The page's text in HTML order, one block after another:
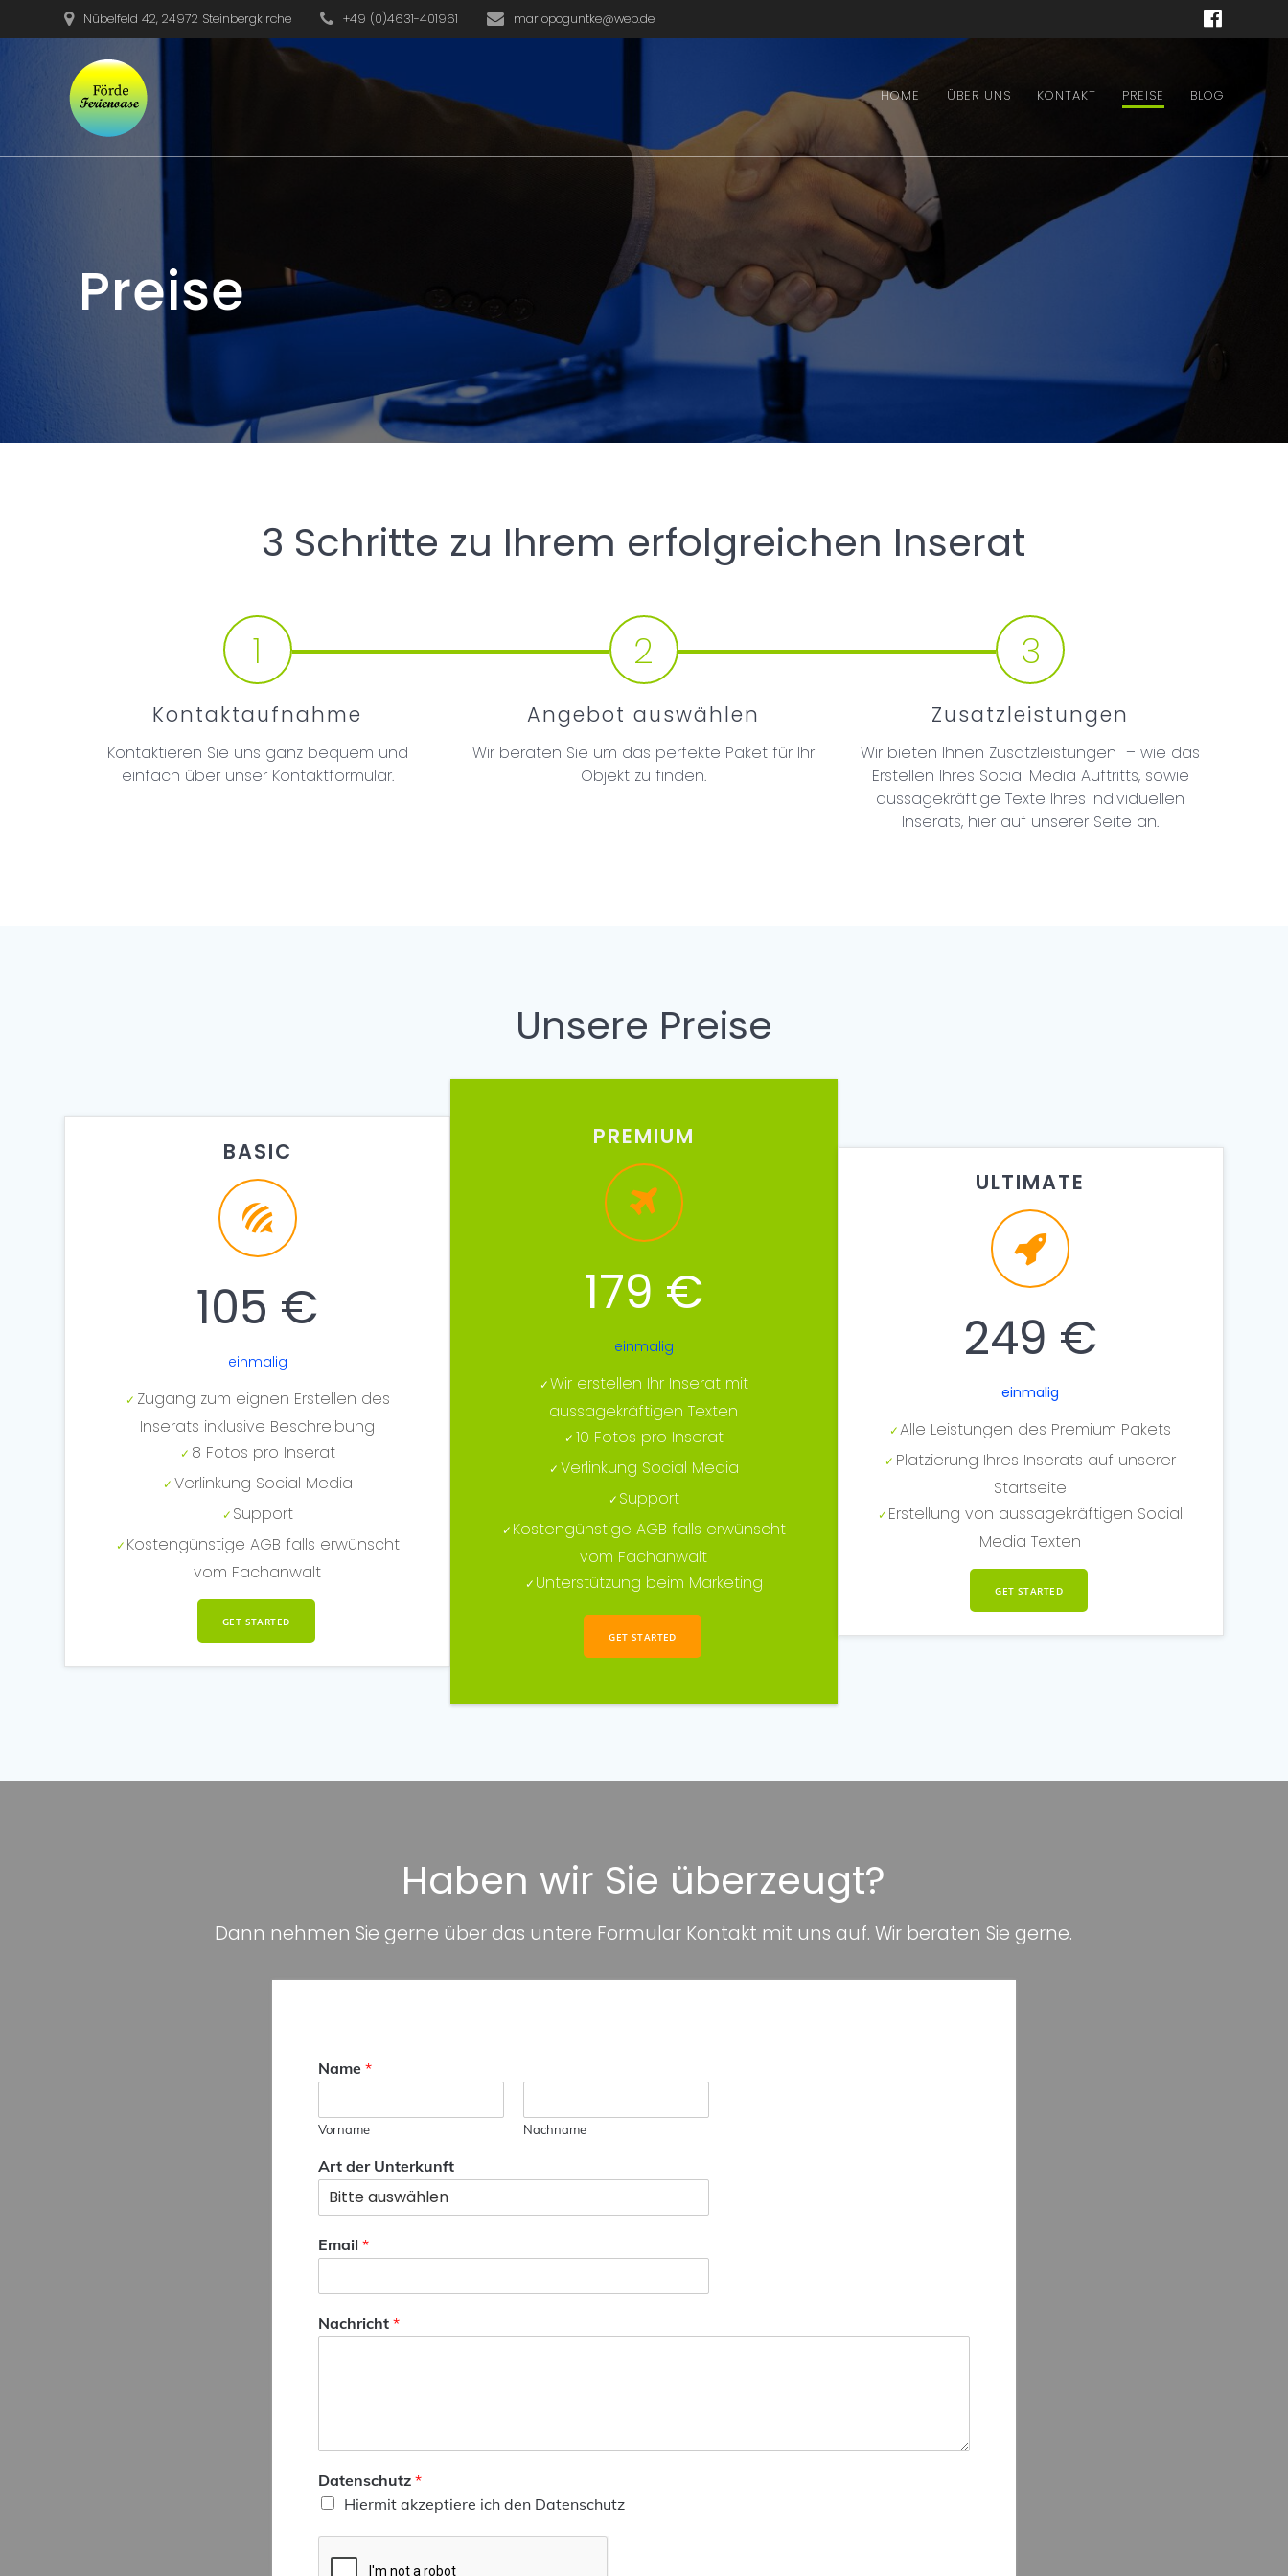
to
Nübelfeld 42, 24972 Steinbergkirche +49 (0)4631-401961 mariopoguntke@web.de
HOME ÜBER UNS KONTAKT PREISE BLOG
Preise
3 Schritte zu Ihrem erfolgreichen Inserat
1
Kontaktaufnahme
Kontaktieren Sie uns ganz bequem und
einfach über unser Kontaktformular.
2
Angebot auswählen
Wir beraten Sie um das perfekte Paket für Ihr
Objekt zu finden.
3
Zusatzleistungen
Wir bieten Ihnen Zusatzleistungen – wie das
Erstellen Ihres Social Media Auftritts, sowie
aussagekräftige Texte Ihres individuellen
Inserats, hier auf unserer Seite an.
Unsere Preise
BASIC
105 €
einmalig
Zugang zum eignen Erstellen des
Inserats inklusive Beschreibung
8 Fotos pro Inserat
Verlinkung Social Media
Support
Kostengünstige AGB falls erwünscht
vom Fachanwalt
GET STARTED
PREMIUM
179 €
einmalig
Wir erstellen Ihr Inserat mit
aussagekräftigen Texten
10 Fotos pro Inserat
Verlinkung Social Media
Support
Kostengünstige AGB falls erwünscht
vom Fachanwalt
Unterstützung beim Marketing
GET STARTED
ULTIMATE
249 €
einmalig
Alle Leistungen des Premium Pakets
Platzierung Ihres Inserats auf unserer
Startseite
Erstellung von aussagekräftigen Social
Media Texten
GET STARTED
Haben wir Sie überzeugt?
Dann nehmen Sie gerne über das untere Formular Kontakt mit uns auf. Wir beraten Sie gerne.
Name *
Vorname Nachname
Art der Unterkunft
Email *
Nachricht *
Datenschutz *
Hiermit akzeptiere ich den Datenschutz